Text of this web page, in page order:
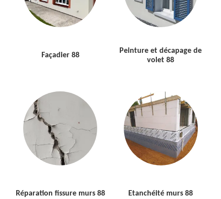
Façadier 88
Peinture et décapage de
volet 88
Réparation fissure murs 88 Etanchéité murs 88